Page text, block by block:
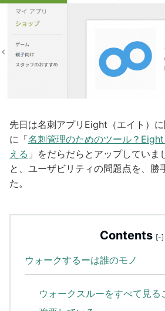
先日は名刺アプリEight（エイト）
に「名刺管理のためのツール？
える 」をだらだらとアップしていま
と、ユーザビリティの問題点を、勝
た。
Contents [-]
ウォークするーは誰のモノ
ウォークスルーをすべて見る